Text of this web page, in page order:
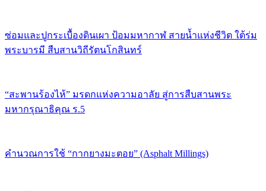
ซ่อมและปูกระเบื้องดินเผา ป้อมมหากาฬ สายน้ำแห่งชีวิต ใต้ร่ม
พระบารมี สืบสานวิถีรัตนโกสินทร์
“สะพานร้องไห้” มรดกแห่งความอาลัย สู่การสืบสานพระ
มหากรุณาธิคุณ ร.5
คำนวณการใช้ “กากยางมะตอย” (Asphalt Millings)